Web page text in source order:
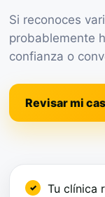
Si reconoces
probablemente
confianza o
Revisar mi
Tu clínica